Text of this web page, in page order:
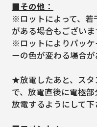
■その他：
※ロットによって、若
がある場合もございま
※ロットによりパッケ
ーの色が変わる場合
★放電したあと、スタ
で、放電直後に電極
放電するようにして下